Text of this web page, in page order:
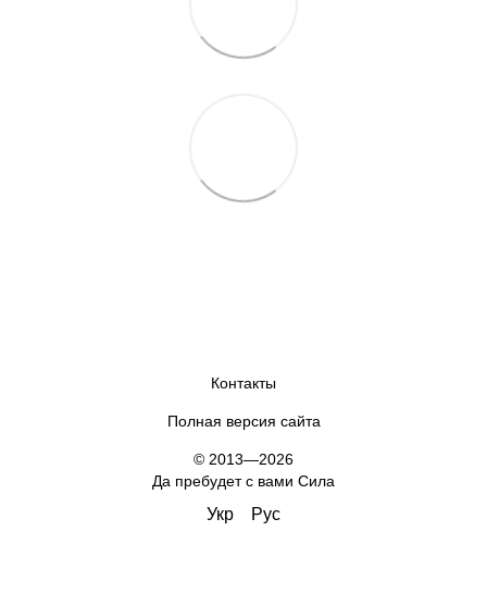
Контакты
Полная версия сайта
© 2013—2026
Да пребудет с вами Сила
Укр Рус